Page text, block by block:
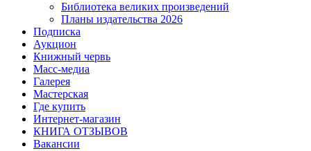
Библиотека великих произведений
Планы издательства 2026
Подписка
Аукцион
Книжный червь
Масс-медиа
Галерея
Мастерская
Где купить
Интернет-магазин
КНИГА ОТЗЫВОВ
Вакансии